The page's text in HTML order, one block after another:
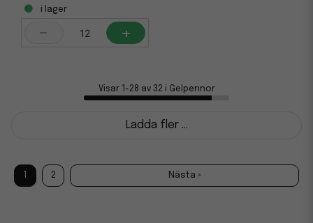
i lager
- +
Visar 1-28 av 32 i Gelpennor
Ladda fler ...
2 Nästa »